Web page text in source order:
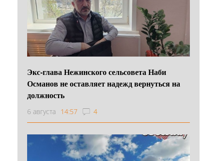
Экс-глава Нежинского сельсовета Наби
Османов не оставляет надежд вернуться на
должность
6 августа 14:57 4